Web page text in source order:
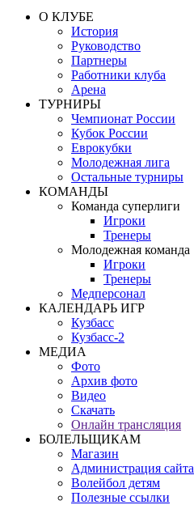
О КЛУБЕ
История
Руководство
Партнеры
Работники клуба
Арена
ТУРНИРЫ
Чемпионат России
Кубок России
Еврокубки
Молодежная лига
Остальные турниры
КОМАНДЫ
Команда суперлиги
Игроки
Тренеры
Молодежная команда
Игроки
Тренеры
Медперсонал
КАЛЕНДАРЬ ИГР
Кузбасс
Кузбасс-2
МЕДИА
Фото
Архив фото
Видео
Скачать
Онлайн трансляция
БОЛЕЛЬЩИКАМ
Магазин
Администрация сайта
Волейбол детям
Полезные ссылки